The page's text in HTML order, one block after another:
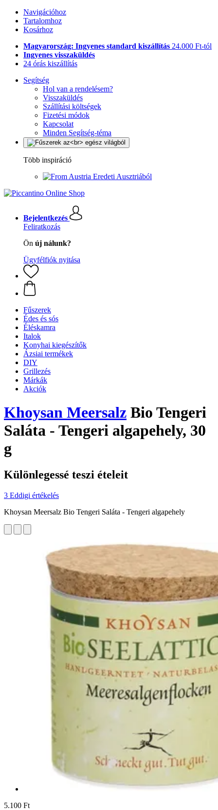
Navigációhoz
Tartalomhoz
Kosárhoz
Magyarország: Ingyenes standard kiszállítás 24.000 Ft-tól
Ingyenes visszaküldés
24 órás kiszállítás
Segítség
Hol van a rendelésem?
Visszaküldés
Szállítási költségek
Fizetési módok
Kapcsolat
Minden Segítség-téma
Több inspiráció
Eredeti Ausztriából
Bejelentkezés
Feliratkozás
Ön új nálunk?
Ügyfélfiók nyitása
Fűszerek
Édes és sós
Éléskamra
Italok
Konyhai kiegészítők
Ázsiai termékek
DIY
Grillezés
Márkák
Akciók
Khoysan Meersalz Bio Tengeri
Saláta - Tengeri algapehely, 30
g
Különlegessé teszi ételeit
3 Eddigi értékelés
Khoysan Meersalz Bio Tengeri Saláta - Tengeri algapehely
5.100 Ft